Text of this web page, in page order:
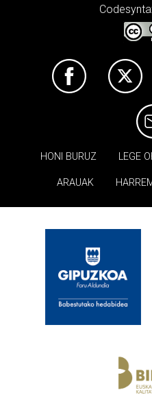
HONI BURUZ LEGE
ARAUAK